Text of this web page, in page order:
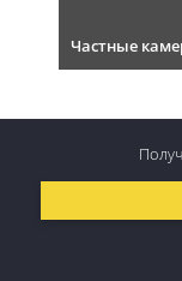
Частные